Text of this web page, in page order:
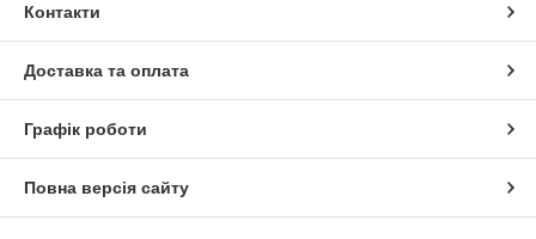
Контакти
Доставка та оплата
Графік роботи
Повна версія сайту